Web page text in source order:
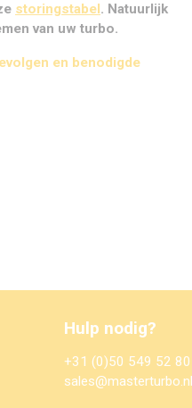
storingstabel. Natuurlijk
van uw turbo.
en benodigde
Hulp nodig?
+31 (0)50 549 52 80
sales@masterturbo.nl